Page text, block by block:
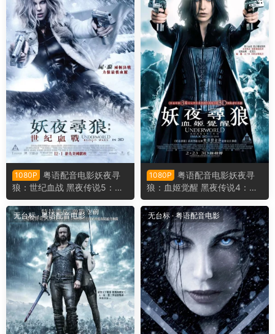
1080P
粤语配音电影妖夜寻
狼：世纪血战 黑夜传说5：血
战 决战异世界5 弑血之战 Und
erworld: Blood Wars
1080P
粤语配音电影妖夜寻
狼：血姬觉醒 黑夜传说4：觉
醒 决战异世界：未来复苏3D
Underworld: Awakening
无台标·粤语配音电影 无台标·粤语配音电影